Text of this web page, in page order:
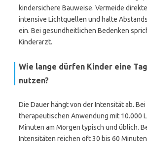
kindersichere Bauweise. Vermeide
intensive Lichtquellen und halte
ein. Bei gesundheitlichen Bedenken
Kinderarzt.
Wie lange dürfen Kinder eine
nutzen?
Die Dauer hängt von der Intensität ab.
therapeutischen Anwendung mit 10.000
Minuten am Morgen typisch und üblich.
Intensitäten reichen oft 30 bis 60